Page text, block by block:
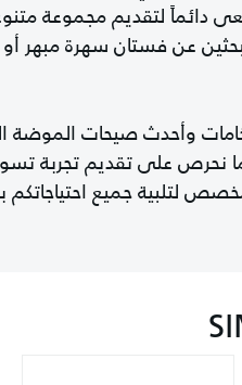
دائماً لتقديم مجموعة
عن فستان سهرة مبهر
وأحدث صيحات الموضة
كما نحرص على تقديم تجربة
لتلبية جميع احتياجاتكم